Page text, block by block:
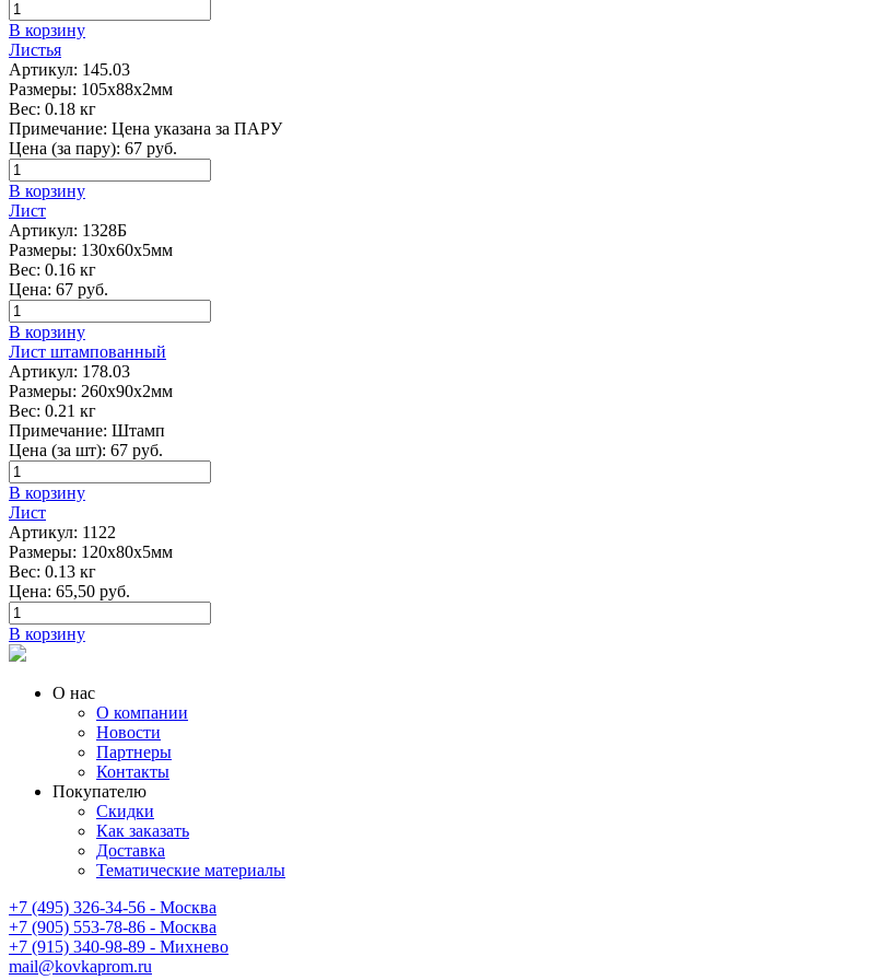
В корзину
Листья
Артикул: 145.03
Размеры: 105х88х2мм
Вес: 0.18 кг
Примечание: Цена указана за ПАРУ
Цена (за пару): 67 руб.
В корзину
Лист
Артикул: 1328Б
Размеры: 130х60х5мм
Вес: 0.16 кг
Цена: 67 руб.
В корзину
Лист штампованный
Артикул: 178.03
Размеры: 260х90х2мм
Вес: 0.21 кг
Примечание: Штамп
Цена (за шт): 67 руб.
В корзину
Лист
Артикул: 1122
Размеры: 120х80х5мм
Вес: 0.13 кг
Цена: 65,50 руб.
В корзину
О нас
О компании
Новости
Партнеры
Контакты
Покупателю
Скидки
Как заказать
Доставка
Тематические материалы
+7 (495) 326-34-56 - Москва
+7 (905) 553-78-86 - Москва
+7 (915) 340-98-89 - Михнево
mail@kovkaprom.ru